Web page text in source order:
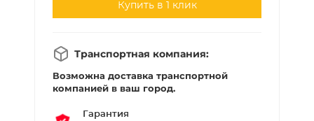
Купить в 1 клик
Транспортная компания:
Возможна доставка транспортной
компанией в ваш город.
Гарантия